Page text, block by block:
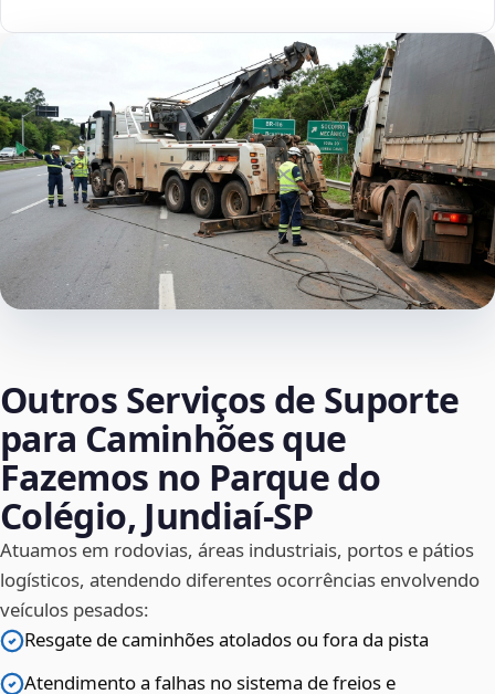
Outros Serviços de Suporte
para Caminhões que
Fazemos no Parque do
Colégio, Jundiaí‑SP
Atuamos em rodovias, áreas industriais, portos e pátios
logísticos, atendendo diferentes ocorrências envolvendo
veículos pesados:
Resgate de caminhões atolados ou fora da pista
Atendimento a falhas no sistema de freios e